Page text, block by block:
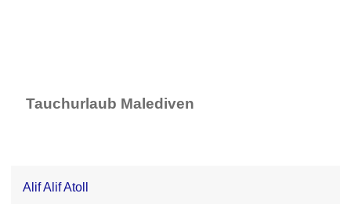
Tauchurlaub Malediven
Alif Alif Atoll